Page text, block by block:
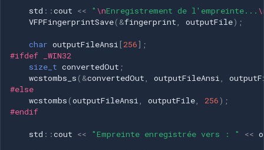
std ::cout << " \nEnregistrement de l'empreinte...
VFPFingerprintSave( &fingerprint outputFile);
char outputFileAnsi [256];
#ifdef _WIN32
size_t convertedOut ;
wcstombs_s ( &convertedOut outputFileAnsi
#else
wcstombs (outputFileAnsi outputFile 256);
#endif
std ::cout << "Empreinte enregistrée vers : " <<